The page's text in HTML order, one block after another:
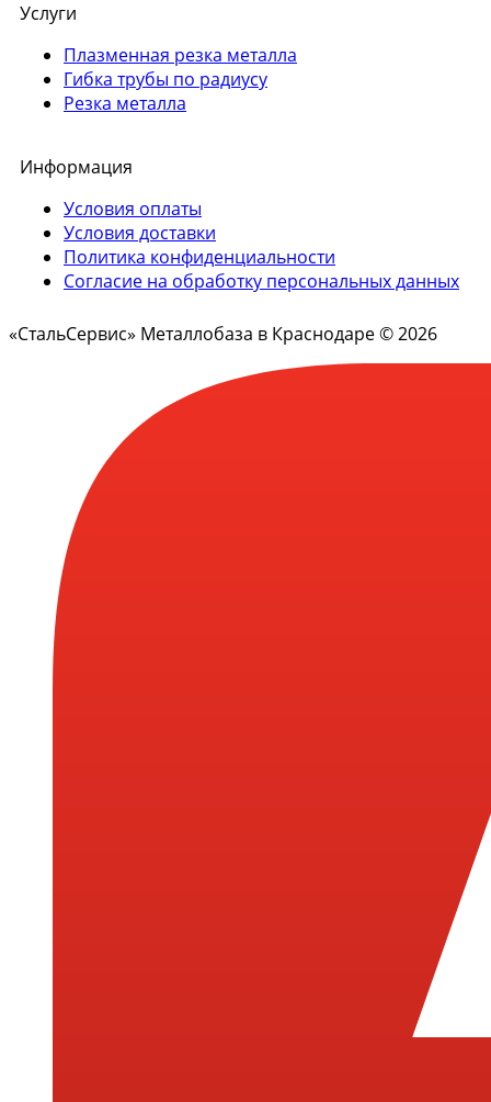
Услуги
Плазменная резка металла
Гибка трубы по радиусу
Резка металла
Информация
Условия оплаты
Условия доставки
Политика конфиденциальности
Согласие на обработку персональных данных
«СтальСервис» Металлобаза в Краснодаре © 2026